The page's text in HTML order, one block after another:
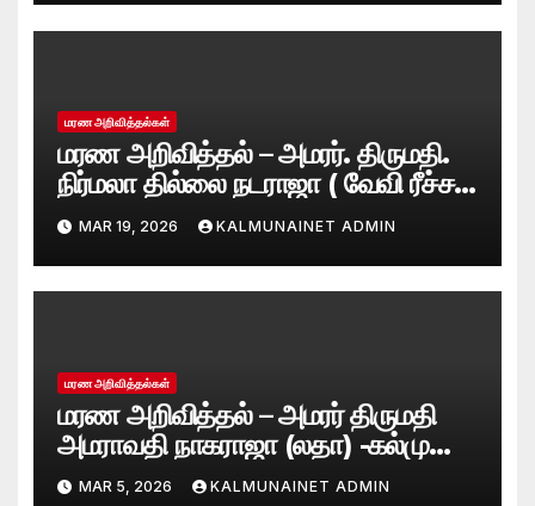
மரண அறிவித்தல்கள்
மரண அறிவித்தல் – அமரர். திருமதி.
நிர்மலா தில்லை நடராஜா ( வேவி ரீச்சர்
)– பாண்டிருப்பு
MAR 19, 2026 KALMUNAINET ADMIN
மரண அறிவித்தல்கள்
மரண அறிவித்தல் – அமரர் திருமதி
அமராவதி நாகராஜா (லதா) -கல்முனை
– அமெரிக்கா
MAR 5, 2026 KALMUNAINET ADMIN